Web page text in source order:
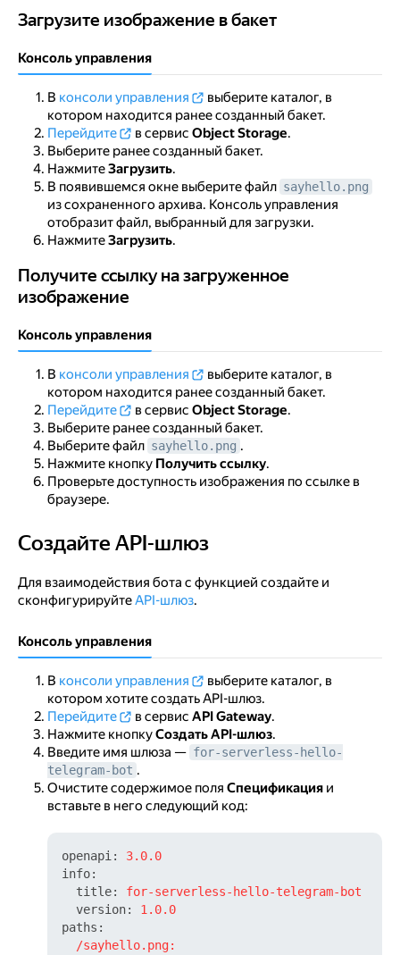
Загрузите изображение в бакет
Загрузите изображение в бакет
Консоль управления
В консоли управления
выберите каталог, в
котором находится ранее созданный бакет.
Перейдите
в сервис Object Storage.
Выберите ранее созданный бакет.
НажмитеЗагрузить.
В появившемся окне выберите файл sayhello.png
из сохраненного архива. Консоль управления
отобразит файл, выбранный для загрузки.
НажмитеЗагрузить.
Получите ссылку на загруженное изображение
Получите ссылку на загруженное
изображение
Консоль управления
В консоли управления
выберите каталог, в
котором находится ранее созданный бакет.
Перейдите
в сервис Object Storage.
Выберите ранее созданный бакет.
Выберите файл sayhello.png .
Нажмите кнопку Получить ссылку.
Проверьте доступность изображения по ссылке в
браузере.
Создайте API-шлюз
Создайте API-шлюз
Для взаимодействия бота с функцией создайте и
сконфигурируйтеAPI-шлюз.
Консоль управления
В консоли управления
выберите каталог, в
котором хотите создать API-шлюз.
Перейдите
в сервис API Gateway.
Нажмите кнопкуСоздать API-шлюз.
Введите имя шлюза — for-serverless-hello-
telegram-bot .
Очистите содержимое поля Спецификация и
вставьте в него следующий код:
openapi: 3.0.0
info:
title:
for-serverless-hello-telegram-bot
version:
1.0.0
paths:
/sayhello.png: